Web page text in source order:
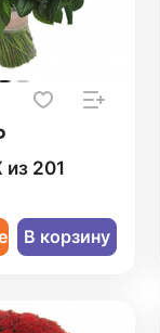
из 201
В корзину